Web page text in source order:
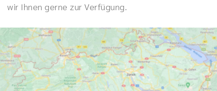
wir Ihnen gerne zur Verfügung.